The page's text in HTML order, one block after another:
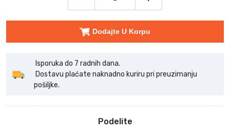
Dodajte U Korpu
Isporuka do 7 radnih dana.
Dostavu plaćate naknadno kuriru pri preuzimanju
pošiljke.
Podelite